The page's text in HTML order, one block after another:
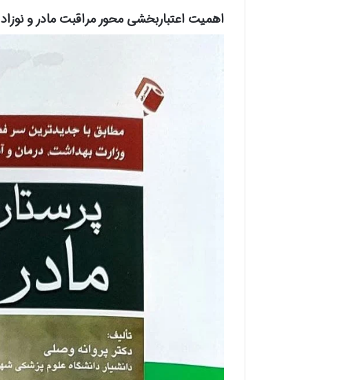
اهمیت اعتباربخشی محور مراقبت مادر و نوزاد